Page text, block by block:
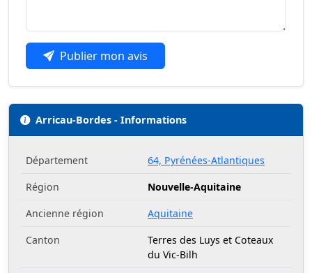
Publier mon avis
Arricau-Bordes - Informations
Département
64, Pyrénées-Atlantiques
Région
Nouvelle-Aquitaine
Ancienne région
Aquitaine
Canton
Terres des Luys et Coteaux
du Vic-Bilh